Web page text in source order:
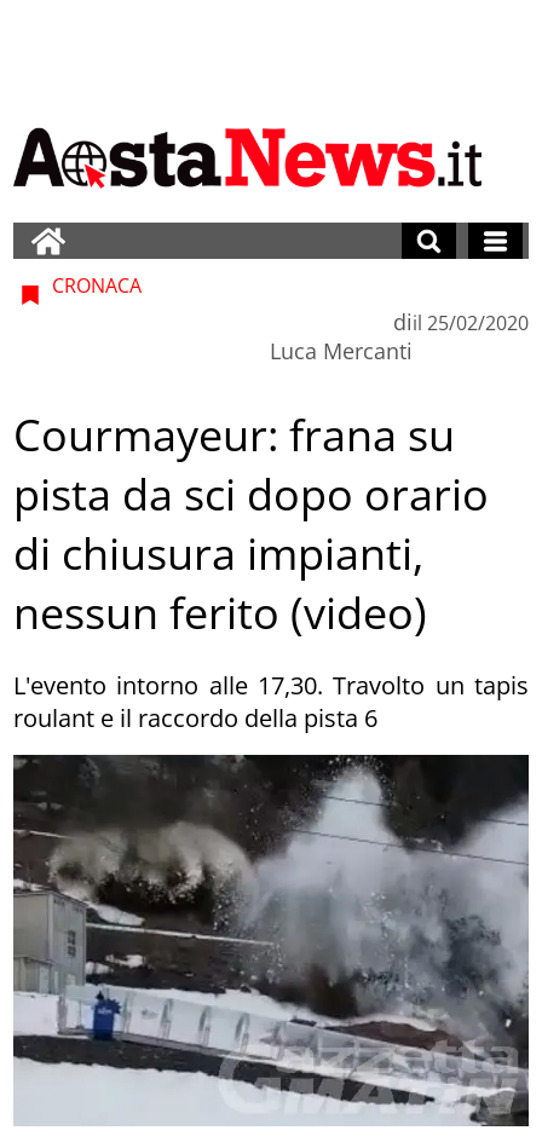
CRONACA
di
Luca Mercanti
il 25/02/2020
Courmayeur: frana su
pista da sci dopo orario
di chiusura impianti,
nessun ferito (video)
L'evento intorno alle 17,30. Travolto un tapis
roulant e il raccordo della pista 6